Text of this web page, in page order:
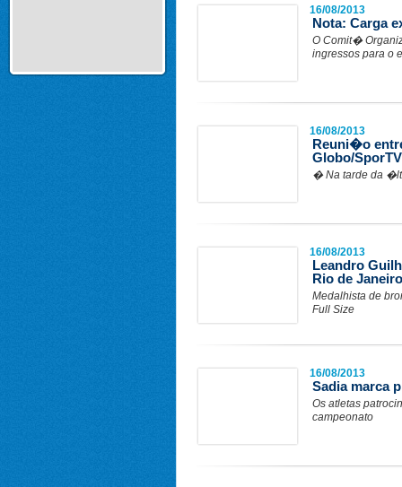
16/08/2013
Nota: Carga
O Comit�
ingressos para o
16/08/2013
Reuni�o
Globo/
� Na tarde da
16/08/2013
Leandro
Rio de Janeiro
Medalhista de
Full Size
16/08/2013
Sadia marca
Os atletas
campeonato